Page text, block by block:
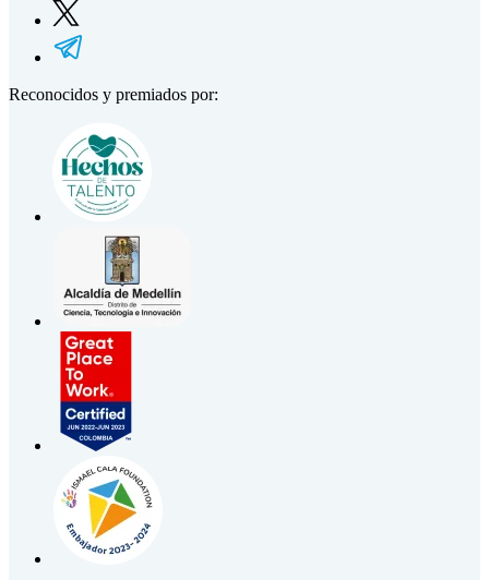
Reconocidos y premiados por: